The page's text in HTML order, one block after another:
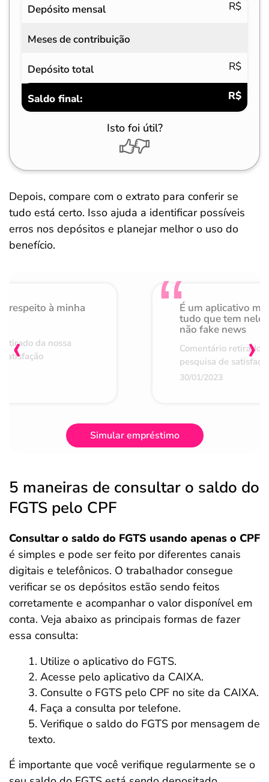
Depósito mensal R$
Meses de contribuição
Depósito total R$
Saldo final: R$
Isto foi útil?
Depois, compare com o extrato para conferir se
tudo está certo. Isso ajuda a identificar possíveis
erros nos depósitos e planejar melhor o uso do
benefício.
respeito à minha
da nossa
É um aplicativo
tudo que tem nele
não fake news
Comentário retirado
pesquisa de
30/01/2023
‹ ›
Simular empréstimo
5 maneiras de consultar o saldo do
FGTS pelo CPF
Consultar o saldo do FGTS usando apenas o CPF
é simples e pode ser feito por diferentes canais
digitais e telefônicos. O trabalhador consegue
verificar se os depósitos estão sendo feitos
corretamente e acompanhar o valor disponível em
conta. Veja abaixo as principais formas de fazer
essa consulta:
Utilize o aplicativo do FGTS.
Acesse pelo aplicativo da CAIXA.
Consulte o FGTS pelo CPF no site da CAIXA.
Faça a consulta por telefone.
Verifique o saldo do FGTS por mensagem de
texto.
É importante que você verifique regularmente se o